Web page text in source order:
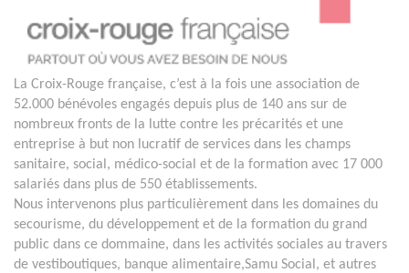
La Croix-Rouge française, c’est à la fois une association de
52.000 bénévoles engagés depuis plus de 140 ans sur de
nombreux fronts de la lutte contre les précarités et une
entreprise à but non lucratif de services dans les champs
sanitaire, social, médico-social et de la formation avec 17 000
salariés dans plus de 550 établissements.
Nous intervenons plus particulièrement dans les domaines du
secourisme, du développement et de la formation du grand
public dans ce dommaine, dans les activités sociales au travers
de vestiboutiques, banque alimentaire,Samu Social, et autres